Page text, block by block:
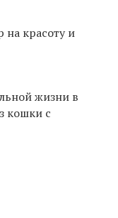
красоту и
жизни в
кошки с